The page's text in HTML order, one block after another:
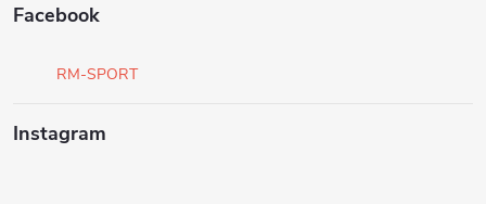
Facebook
RM-SPORT
Instagram